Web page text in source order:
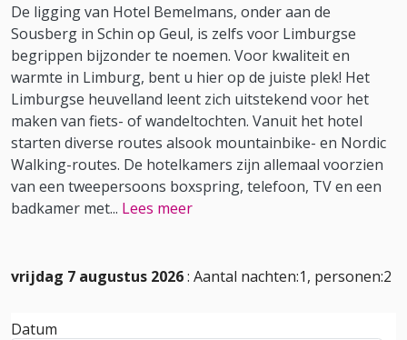
De ligging van Hotel Bemelmans, onder aan de
Sousberg in Schin op Geul, is zelfs voor Limburgse
begrippen bijzonder te noemen. Voor kwaliteit en
warmte in Limburg, bent u hier op de juiste plek! Het
Limburgse heuvelland leent zich uitstekend voor het
maken van fiets- of wandeltochten. Vanuit het hotel
starten diverse routes alsook mountainbike- en Nordic
Walking-routes. De hotelkamers zijn allemaal voorzien
van een tweepersoons boxspring, telefoon, TV en een
badkamer met... Lees meer
vrijdag 7 augustus 2026: Aantal nachten:1, personen:2
Datum